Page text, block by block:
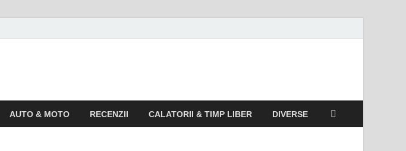
AUTO & MOTO RECENZII CALATORII & TIMP LIBER DIVERSE